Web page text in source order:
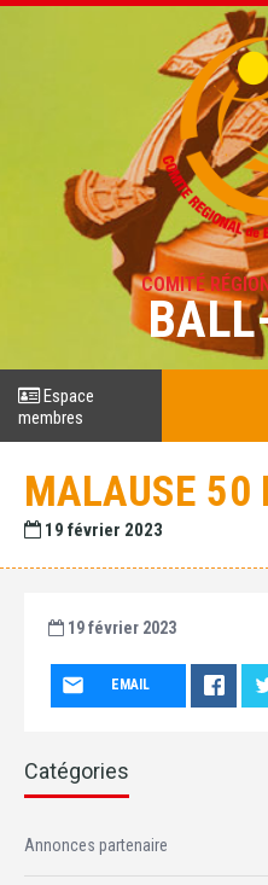
COMITÉ
Espace
membres
MALAUSE 50
19 février 2023
19 février 2023
EMAIL
Catégories
Annonces partenaire